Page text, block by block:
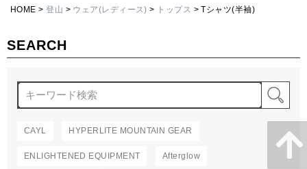
SEARCH
CAYL HYPERLITE MOUNTAIN GEAR
ENLIGHTENED EQUIPMENT Afterglow
HOME 登山 ウェア(レディース) トップス Tシャツ(半袖)